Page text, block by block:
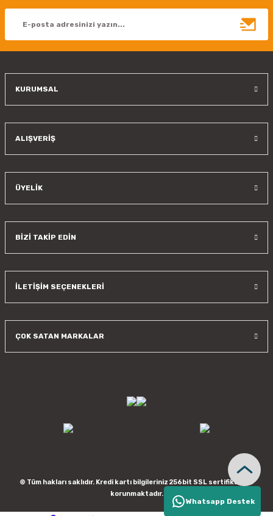
Ürün bilgilerinde hatalar bulunuyor.
KURUMSAL
ALIŞVERİŞ
ÜYELİK
BİZİ TAKİP EDİN
İLETİŞİM SEÇENEKLERİ
ÇOK SATAN MARKALAR
© Tüm hakları saklıdır. Kredi kartı bilgileriniz 256bit SSL sertifikası ile
korunmaktadır.
Whatsapp Destek